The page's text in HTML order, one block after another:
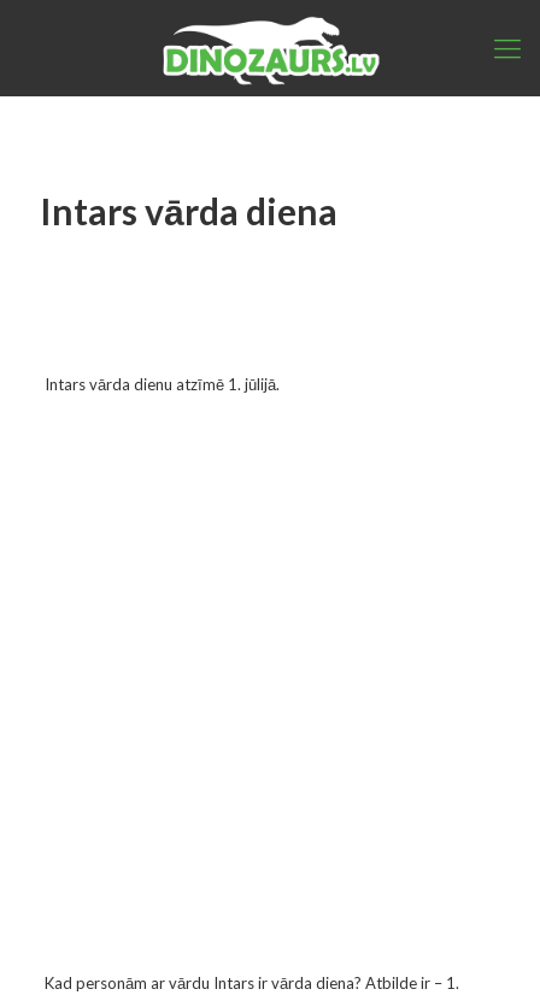
Intars vārda diena
Intars vārda dienu atzīmē 1. jūlijā.
Kad personām ar vārdu Intars ir vārda diena? Atbilde ir – 1.